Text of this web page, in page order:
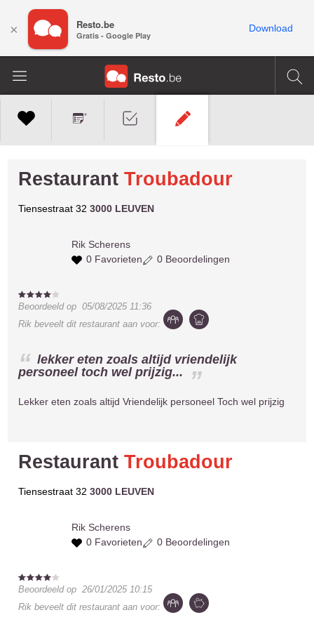
Restaurant Troubadour
Tiensestraat 323000 LEUVEN
Rik Scherens
0 Favorieten
0 Beoordelingen
Beoordeeld op05/08/2025 11:36
Rik beveelt dit restaurant aan voor:
lekker eten zoals altijd vriendelijk
personeel toch wel prijzig...
Lekker eten zoals altijd Vriendelijk personeel Toch wel prijzig
Restaurant Troubadour
Tiensestraat 323000 LEUVEN
Rik Scherens
0 Favorieten
0 Beoordelingen
Beoordeeld op26/01/2025 10:15
Rik beveelt dit restaurant aan voor:
× Resto.be
Gratis - Google Play
Download